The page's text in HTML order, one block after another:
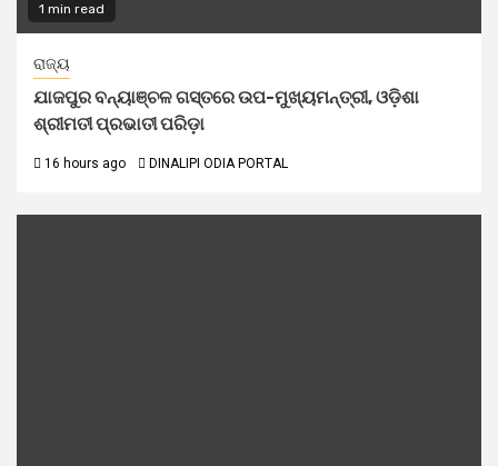
1 min read
ରାଜ୍ୟ
ଯାଜପୁର ବନ୍ୟାଞ୍ଚଳ ଗସ୍ତରେ ଉପ-ମୁଖ୍ୟମନ୍ତ୍ରୀ, ଓଡ଼ିଶା
ଶ୍ରୀମତୀ ପ୍ରଭାତୀ ପରିଡ଼ା
16 hours ago DINALIPI ODIA PORTAL